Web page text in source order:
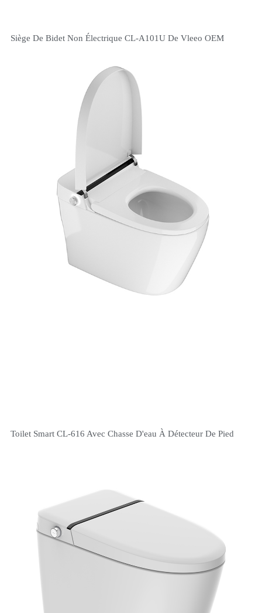
Siège De Bidet Non Électrique CL-A101U De Vleeo OEM
Toilet Smart CL-616 Avec Chasse D'eau À Détecteur De Pied